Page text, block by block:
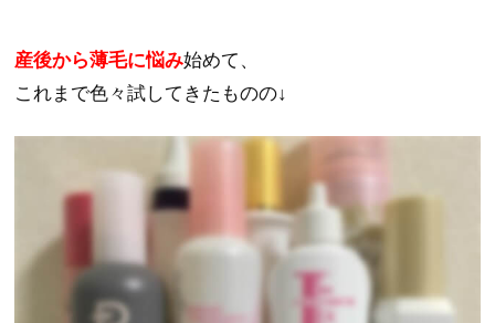
産後から薄毛に悩み始めて、
これまで色々試してきたものの↓